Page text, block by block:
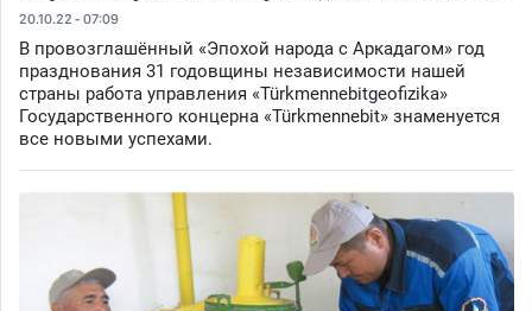
20.10.22 - 07:09
В провозглашённый «Эпохой народа с Аркадагом» год
празднования 31 годовщины независимости нашей
страны работа управления «Türkmennebitgeofizika»
Государственного концерна «Türkmennebit» знаменуется
все новыми успехами.